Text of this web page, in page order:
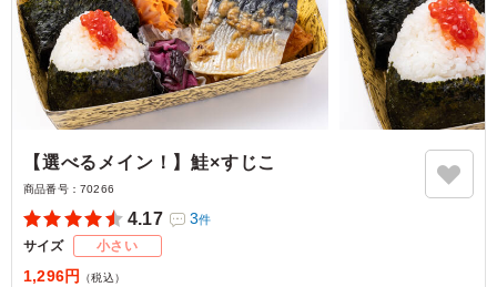
【選べるメイン！】鮭×すじこ
商品番号： 70266
4.17 3件
サイズ 小さい
1,296円 （税込）